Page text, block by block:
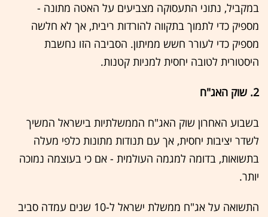
במקביל, נתוני התעסוקה מצביעים על האטה מתונה -
מספיק כדי לתמוך בתקווה להורדות ריבית, אך לא חלשה
מספיק כדי לעורר חשש ממיתון. הסביבה הזו נחשבת
היסטורית לטובה יחסית למניות קטנות.
2. שוק האג"ח
בשבוע האחרון שוק האג"ח הממשלתיות בישראל המשיך
לשדר יציבות יחסית, אך עם תנודות מתונות כלפי מעלה
בתשואות, בדומה למגמה העולמית - אם כי בעוצמה נמוכה
יותר.
התשואה על אג"ח ממשלת ישראל ל-10 שנים עמדה סביב